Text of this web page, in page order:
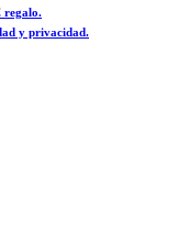
regalo.
y privacidad.